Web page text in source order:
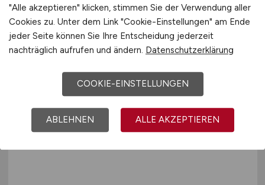
Hays
19.05.2026
"Alle akzeptieren" klicken, stimmen Sie der Verwendung aller
Cookies zu. Unter dem Link "Cookie-Einstellungen" am Ende
jeder Seite können Sie Ihre Entscheidung jederzeit
nachträglich aufrufen und ändern. Datenschutzerklärung
COOKIE-EINSTELLUNGEN
ABLEHNEN ALLE AKZEPTIEREN